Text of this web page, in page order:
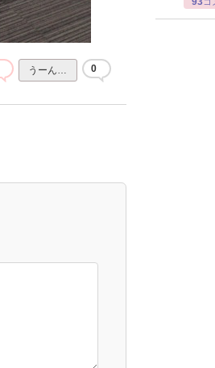
うーん… 0